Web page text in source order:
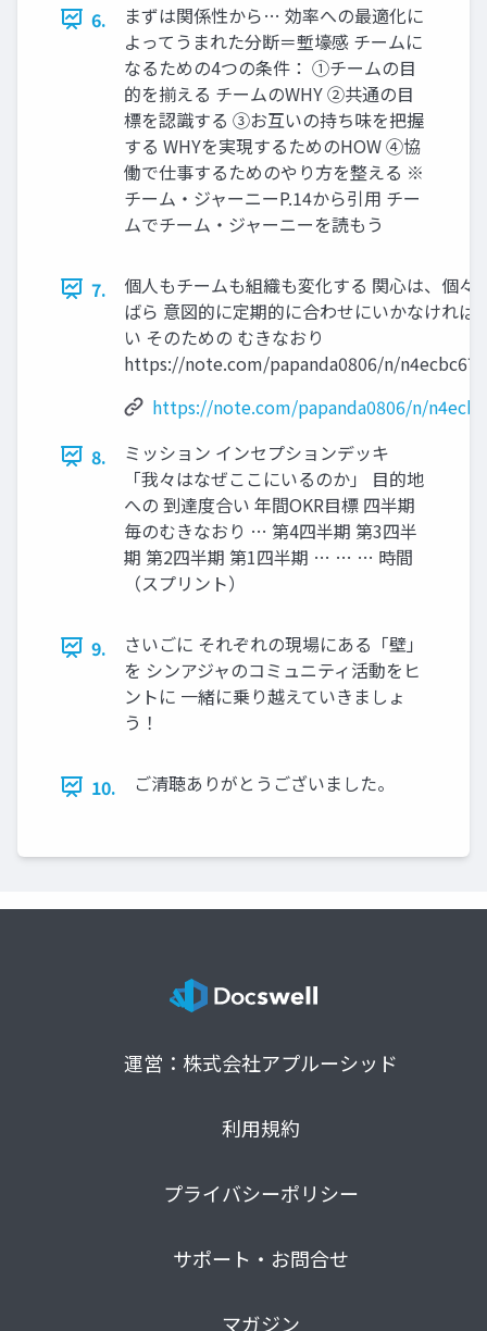
6.
まずは関係性から… 効率への最適化に
よってうまれた分断＝塹壕感 チームに
なるための4つの条件： ①チームの目
的を揃える チームのWHY ②共通の目
標を認識する ③お互いの持ち味を把握
する WHYを実現するためのHOW ④協
働で仕事するためのやり方を整える ※
チーム・ジャーニーP.14から引用 チー
ムでチーム・ジャーニーを読もう
7.
個人もチームも組織も変化する 関心は、個々
ばら 意図的に定期的に合わせにいかなければ
い そのための むきなおり
https://note.com/papanda0806/n/
https://note.com/papanda0806/n/
8.
ミッション インセプションデッキ
「我々はなぜここにいるのか」 目的地
への 到達度合い 年間OKR目標 四半期
毎のむきなおり … 第4四半期 第3四半
期 第2四半期 第1四半期 … … … 時間
（スプリント）
9.
さいごに それぞれの現場にある「壁」
を シンアジャのコミュニティ活動をヒ
ントに 一緒に乗り越えていきましょ
う！
10. ご清聴ありがとうございました。
運営：株式会社アプルーシッド
利用規約
プライバシーポリシー
サポート・お問合せ
マガジン